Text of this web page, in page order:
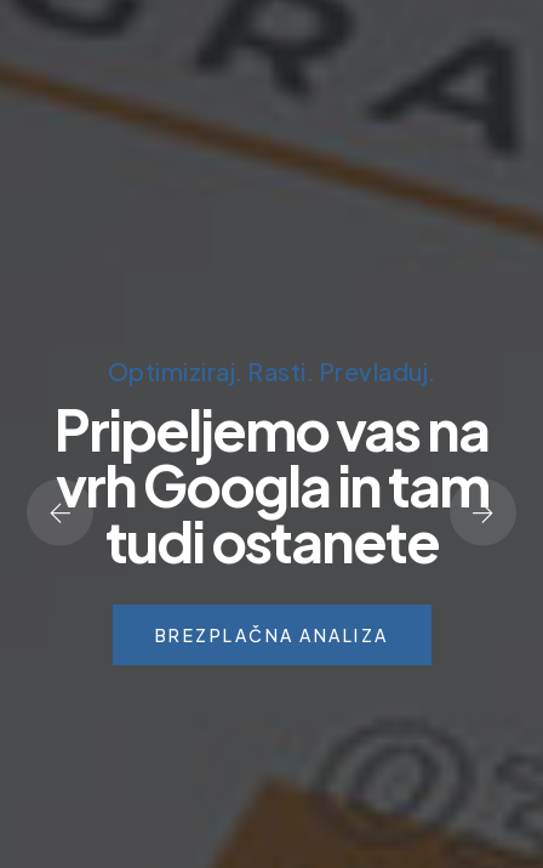
Optimiziraj. Rasti. Prevladuj.
Pripeljemo vas na
vrh Googla in tam
tudi ostanete
BREZPLAČNA ANALIZA
SEO & digitalni marketing
Več obiskovalcev.
Več strank. Več
prodaje.
ZAČNITE ZDAJ